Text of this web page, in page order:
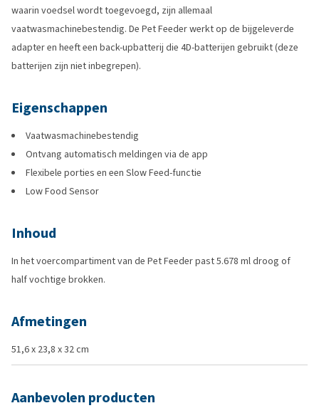
waarin voedsel wordt toegevoegd, zijn allemaal
vaatwasmachinebestendig. De Pet Feeder werkt op de bijgeleverde
adapter en heeft een back-upbatterij die 4D-batterijen gebruikt (deze
batterijen zijn niet inbegrepen).
Eigenschappen
Vaatwasmachinebestendig
Ontvang automatisch meldingen via de app
Flexibele porties en een Slow Feed-functie
Low Food Sensor
Inhoud
In het voercompartiment van de Pet Feeder past 5.678 ml droog of
half vochtige brokken.
Afmetingen
51,6 x 23,8 x 32 cm
Aanbevolen producten